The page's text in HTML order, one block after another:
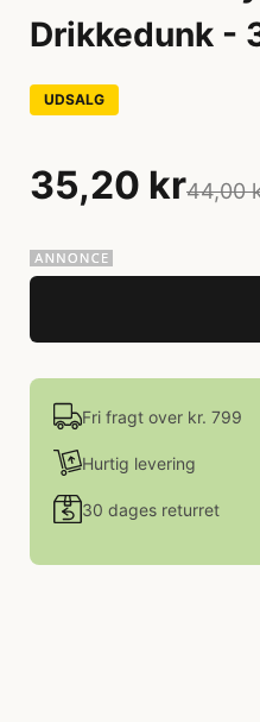
Drikkedunk -
UDSALG
35,20 kr44,00
Fri fragt over kr. 799
Hurtig levering
30 dages returret